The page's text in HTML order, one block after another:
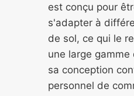
est conçu pour
s'adapter à
de sol, ce qui le
une large
sa conception
personnel de